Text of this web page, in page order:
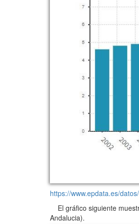
https://www.epdata.es/
El gráfico siguiente
Andalucia).